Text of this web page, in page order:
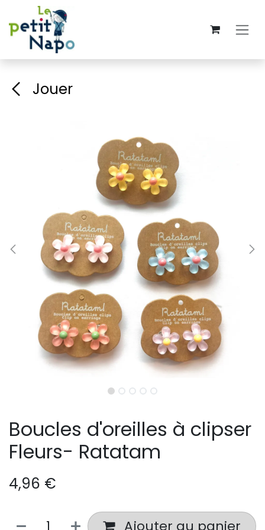
Se rendre au contenu
Jouer
Boucles d'oreilles à clipser
Fleurs- Ratatam
4,96 €
Ajouter au panier